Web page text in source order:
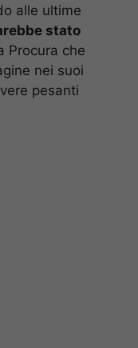
alle ultime
stato
Procura che
nei suoi
pesanti